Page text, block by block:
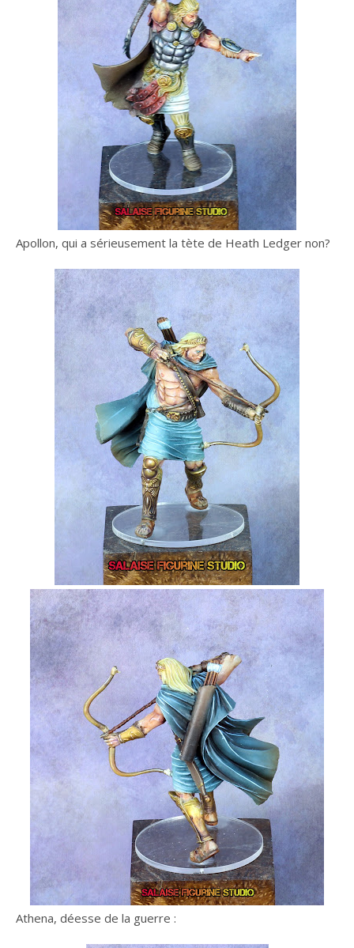
Apollon, qui a sérieusement la tète de Heath Ledger non?
Athena, déesse de la guerre :